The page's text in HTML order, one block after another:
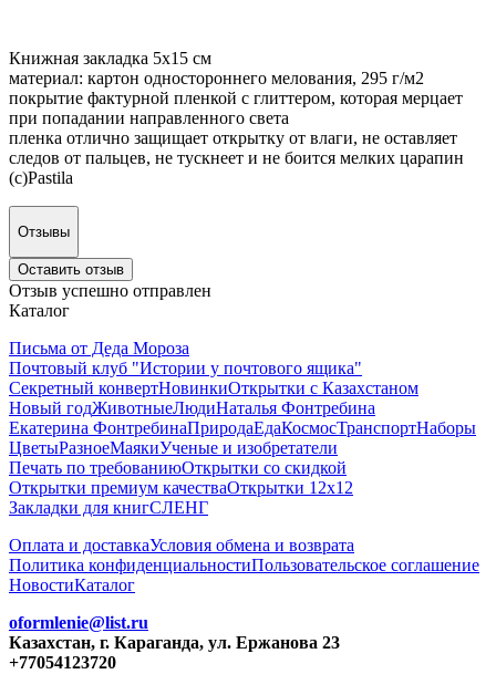
Книжная закладка 5х15 см
материал: картон одностороннего мелования, 295 г/м2
покрытие фактурной пленкой с глиттером, которая мерцает
при попадании направленного света
пленка отлично защищает открытку от влаги, не оставляет
следов от пальцев, не тускнеет и не боится мелких царапин
(с)Pastila
Отзывы
Оставить отзыв
Отзыв успешно отправлен
Каталог
Письма от Деда Мороза
Почтовый клуб "Истории у почтового ящика"
Секретный конвертНовинкиОткрытки с Казахстаном
Новый годЖивотныеЛюдиНаталья Фонтребина
Екатерина ФонтребинаПриродаЕдаКосмосТранспортНаборы
ЦветыРазноеМаякиУченые и изобретатели
Печать по требованиюОткрытки со скидкой
Открытки премиум качестваОткрытки 12х12
Закладки для книгСЛЕНГ
Оплата и доставкаУсловия обмена и возврата
Политика конфиденциальностиПользовательское соглашение
НовостиКаталог
oformlenie@list.ru
Казахстан, г. Караганда, ул. Ержанова 23
+77054123720